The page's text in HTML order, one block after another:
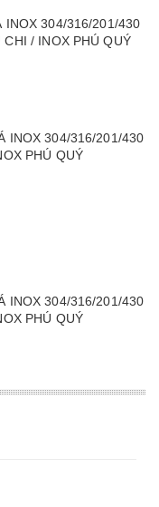
INOX 304/316/201/430
/ INOX PHÚ QUÝ
INOX 304/316/201/430
PHÚ QUÝ
INOX 304/316/201/430
PHÚ QUÝ